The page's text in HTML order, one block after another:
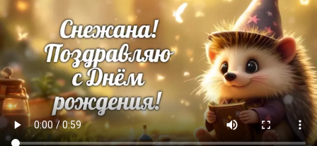
ПЕРСОНАЛЬНЫЕ
Пожелания
По именам
По годам